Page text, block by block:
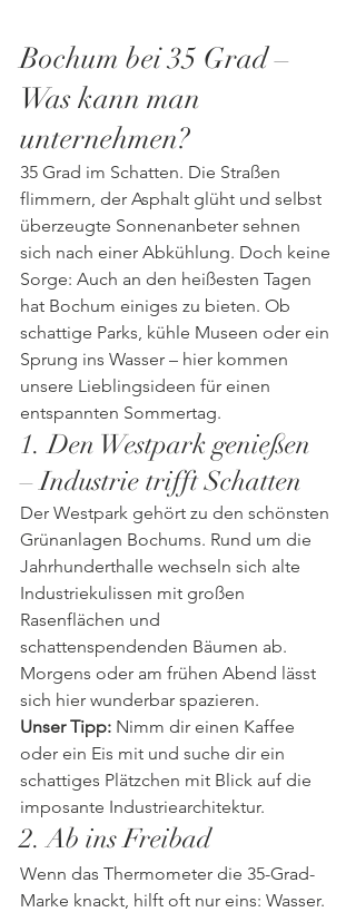
Bochum bei 35 Grad –
Was kann man
unternehmen?
35 Grad im Schatten. Die Straßen
flimmern, der Asphalt glüht und selbst
überzeugte Sonnenanbeter sehnen
sich nach einer Abkühlung. Doch keine
Sorge: Auch an den heißesten Tagen
hat Bochum einiges zu bieten. Ob
schattige Parks, kühle Museen oder ein
Sprung ins Wasser – hier kommen
unsere Lieblingsideen für einen
entspannten Sommertag.
1. Den Westpark genießen
– Industrie trifft Schatten
Der Westpark gehört zu den schönsten
Grünanlagen Bochums. Rund um die
Jahrhunderthalle wechseln sich alte
Industriekulissen mit großen
Rasenflächen und
schattenspendenden Bäumen ab.
Morgens oder am frühen Abend lässt
sich hier wunderbar spazieren.
Unser Tipp: Nimm dir einen Kaffee
oder ein Eis mit und suche dir ein
schattiges Plätzchen mit Blick auf die
imposante Industriearchitektur.
2. Ab ins Freibad
Wenn das Thermometer die 35-Grad-
Marke knackt, hilft oft nur eins: Wasser.